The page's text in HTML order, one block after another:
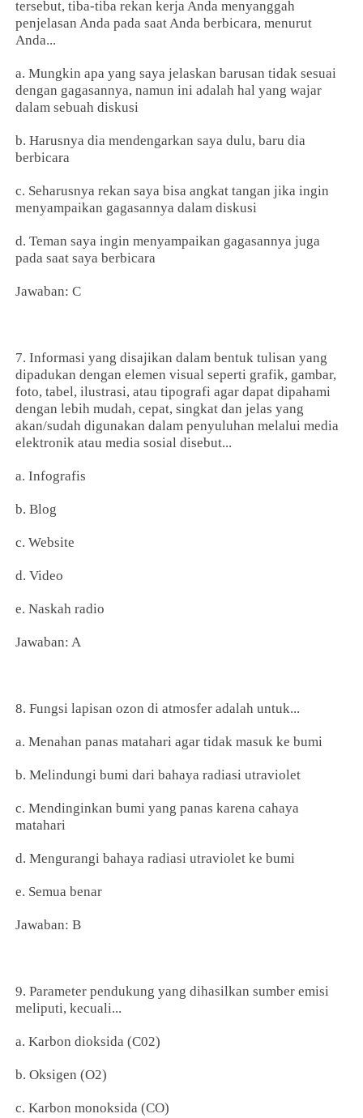
tersebut, tiba-tiba rekan kerja Anda menyanggah
penjelasan Anda pada saat Anda berbicara, menurut
Anda...
a. Mungkin apa yang saya jelaskan barusan tidak sesuai
dengan gagasannya, namun ini adalah hal yang wajar
dalam sebuah diskusi
b. Harusnya dia mendengarkan saya dulu, baru dia
berbicara
c. Seharusnya rekan saya bisa angkat tangan jika ingin
menyampaikan gagasannya dalam diskusi
d. Teman saya ingin menyampaikan gagasannya juga
pada saat saya berbicara
Jawaban: C
7. Informasi yang disajikan dalam bentuk tulisan yang
dipadukan dengan elemen visual seperti grafik, gambar,
foto, tabel, ilustrasi, atau tipografi agar dapat dipahami
dengan lebih mudah, cepat, singkat dan jelas yang
akan/sudah digunakan dalam penyuluhan melalui media
elektronik atau media sosial disebut...
a. Infografis
b. Blog
c. Website
d. Video
e. Naskah radio
Jawaban: A
8. Fungsi lapisan ozon di atmosfer adalah untuk...
a. Menahan panas matahari agar tidak masuk ke bumi
b. Melindungi bumi dari bahaya radiasi utraviolet
c. Mendinginkan bumi yang panas karena cahaya
matahari
d. Mengurangi bahaya radiasi utraviolet ke bumi
e. Semua benar
Jawaban: B
9. Parameter pendukung yang dihasilkan sumber emisi
meliputi, kecuali...
a. Karbon dioksida (C02)
b. Oksigen (O2)
c. Karbon monoksida (CO)